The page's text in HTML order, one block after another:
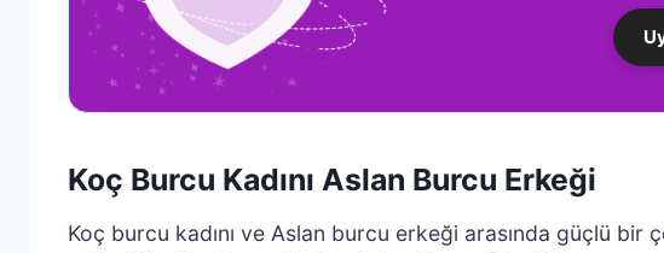
Koç Burcu Kadını Aslan Burcu Erkeği
Koç burcu kadını ve Aslan burcu erkeği arasında güçlü